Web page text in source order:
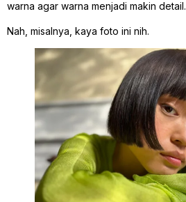
warna agar warna menjadi makin detail.
Nah, misalnya, kaya foto ini nih.